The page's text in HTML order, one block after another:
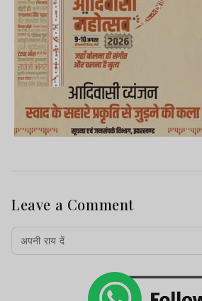
Leave a Comment